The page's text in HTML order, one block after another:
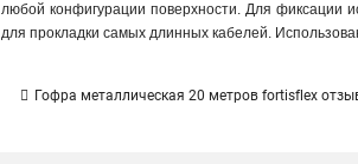
любой конфигурации поверхности. Для фиксации
для прокладки самых длинных кабелей.
Гофра металлическая 20 метров fortisflex